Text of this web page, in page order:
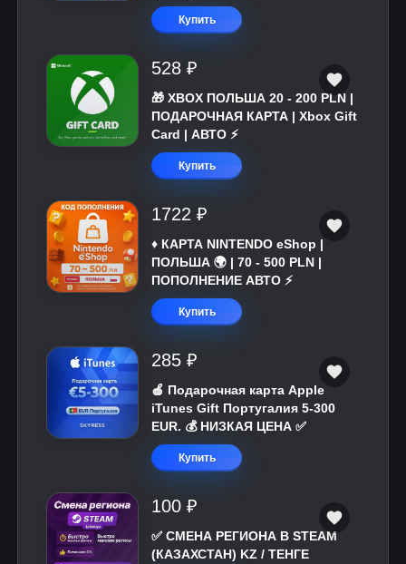
Купить
528 ₽
🎁 XBOX ПОЛЬША 20 - 200 PLN |
ПОДАРОЧНАЯ КАРТА | Xbox Gift
Card | АВТО ⚡
Купить
1722 ₽
♦️ КАРТА NINTENDO eShop |
ПОЛЬША 🌍 | 70 - 500 PLN |
ПОПОЛНЕНИЕ АВТО ⚡
Купить
285 ₽
🍎 Подарочная карта Apple
iTunes Gift Португалия 5-300
EUR. 💰 НИЗКАЯ ЦЕНА ✅
Купить
100 ₽
✅ СМЕНА РЕГИОНА В STEAM
(КАЗАХСТАН) KZ / ТЕНГЕ